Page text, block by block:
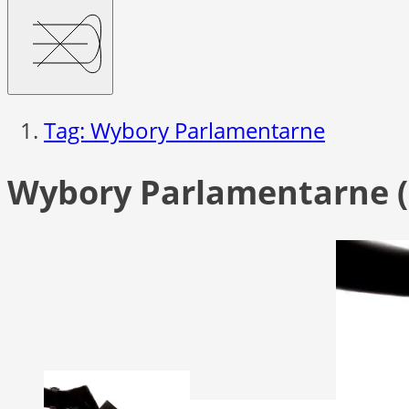
Tag: Wybory Parlamentarne
Wybory Parlamentarne